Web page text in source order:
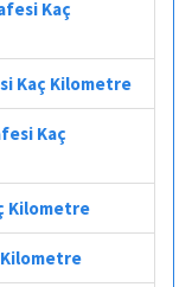
Kaç
Kaç Kilometre
Kaç
Kilometre
Kilometre